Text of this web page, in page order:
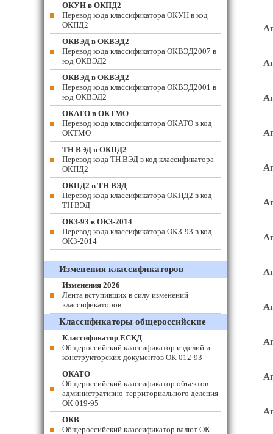
ОКУН в ОКПД2
Перевод кода классификатора ОКУН в код
ОКПД2
ОКВЭД в ОКВЭД2
Перевод кода классификатора ОКВЭД2007 в
код ОКВЭД2
ОКВЭД в ОКВЭД2
Перевод кода классификатора ОКВЭД2001 в
код ОКВЭД2
ОКАТО в ОКТМО
Перевод кода классификатора ОКАТО в код
ОКТМО
ТН ВЭД в ОКПД2
Перевод кода ТН ВЭД в код классификатора
ОКПД2
ОКПД2 в ТН ВЭД
Перевод кода классификатора ОКПД2 в код
ТН ВЭД
ОКЗ-93 в ОКЗ-2014
Перевод кода классификатора ОКЗ-93 в код
ОКЗ-2014
Изменения классификаторов
Изменения 2026
Лента вступивших в силу изменений
классификаторов
Классификаторы общероссийские
Классификатор ЕСКД
Общероссийский классификатор изделий и
конструкторских документов ОК 012-93
ОКАТО
Общероссийский классификатор объектов
административно-территориального деления
ОК 019-95
ОКВ
Общероссийский классификатор валют ОК